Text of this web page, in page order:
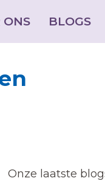
ONS BLOGS
Onze laatste
ONS BLOGS